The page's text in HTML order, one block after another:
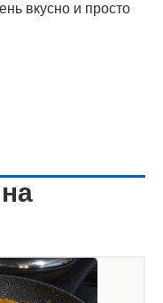
вкусно и просто